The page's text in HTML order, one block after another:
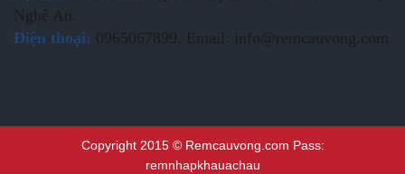
Nghệ An.
Điện thoại: 0965067899. Email: info@remcauvong.com
Copyright 2015 © Remcauvong.com Pass:
remnhapkhauachau